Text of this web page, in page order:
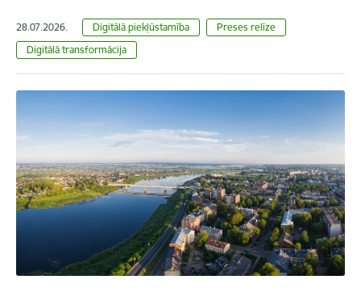
28.07.2026. Digitālā piekļūstamība
Preses relīze
Digitālā transformācija